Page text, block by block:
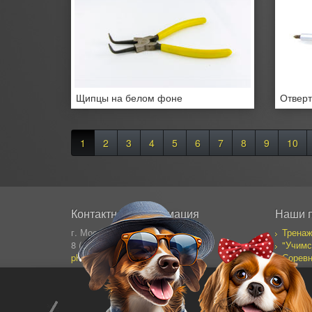
Щипцы на белом фоне
1 2 3 4 5 6 7 8 9 10
Контактная информация
г. Москва, Сущевский Вал 64
8 (495) 995-82-95 (кругл.)
photostock@ergosolo.ru
Наши
Моя
Все